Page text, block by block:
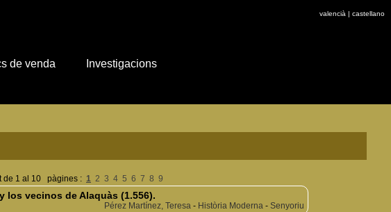
valencià | castellano
de 1 al 10 pàgines : 1 2 3 4 5 6 7 8 9
los vecinos de Alaquàs (1.556).
Pérez Martínez, Teresa- Història Moderna -Senyoriu
de venda Investigacions